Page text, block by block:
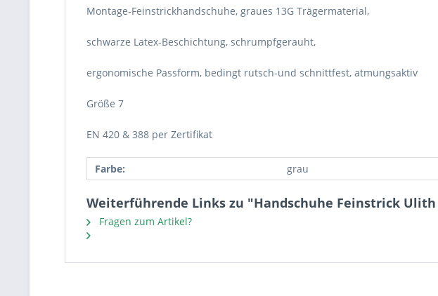
Montage-Feinstrickhandschuhe, graues 13G Trägermaterial,
schwarze Latex-Beschichtung, schrumpfgerauht,
ergonomische Passform, bedingt rutsch-und schnittfest, atmungsaktiv
Größe 7
EN 420 & 388 per Zertifikat
Farbe: grau
Weiterführende Links zu "Handschuhe Feinstrick Ulith
Fragen zum Artikel?